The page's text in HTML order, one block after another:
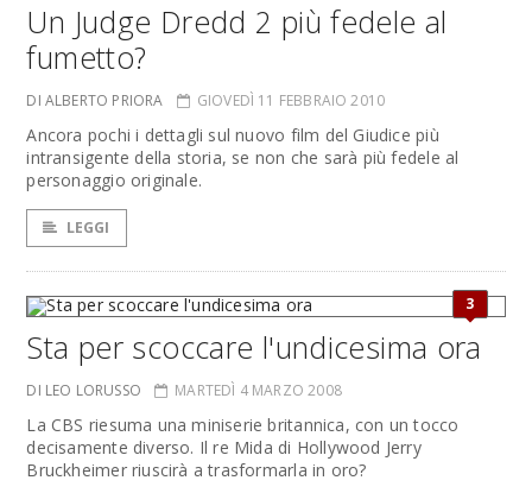
Un Judge Dredd 2 più fedele al
fumetto?
DI ALBERTO PRIORA GIOVEDÌ 11 FEBBRAIO 2010
Ancora pochi i dettagli sul nuovo film del Giudice più
intransigente della storia, se non che sarà più fedele al
personaggio originale.
LEGGI
3
Sta per scoccare l'undicesima ora
DI LEO LORUSSO MARTEDÌ 4 MARZO 2008
La CBS riesuma una miniserie britannica, con un tocco
decisamente diverso. Il re Mida di Hollywood Jerry
Bruckheimer riuscirà a trasformarla in oro?